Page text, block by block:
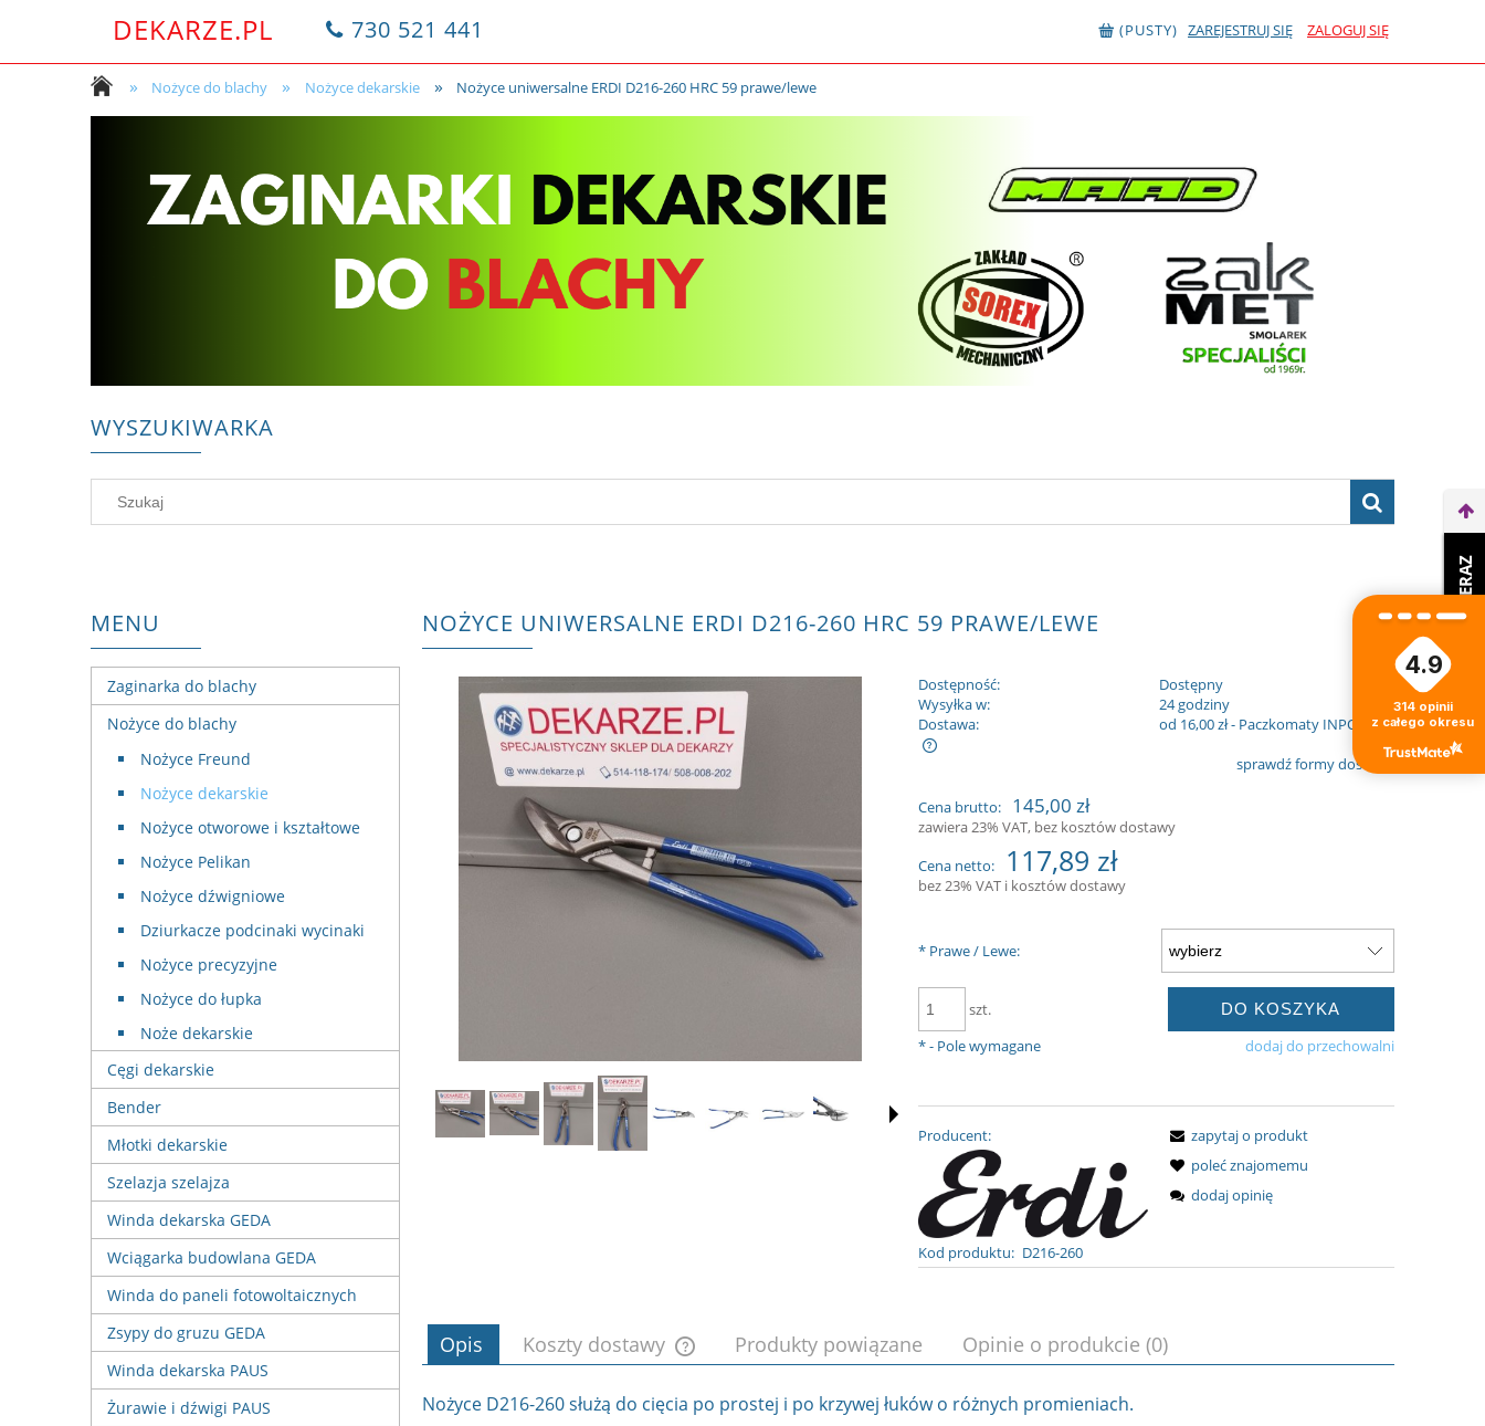
DEKARZE.PL 730 521 441 (PUSTY) ZAREJESTRUJ SIĘ ZALOGUJ SIĘ
» Nożyce do blachy » Nożyce dekarskie » Nożyce uniwersalne ERDI D216-260 HRC 59 prawe/lewe
WYSZUKIWARKA
MENU
Zaginarka do blachy
Nożyce do blachy
Nożyce Freund
Nożyce dekarskie
Nożyce otworowe i kształtowe
Nożyce Pelikan
Nożyce dźwigniowe
Dziurkacze podcinaki wycinaki
Nożyce precyzyjne
Nożyce do łupka
Noże dekarskie
Cęgi dekarskie
Bender
Młotki dekarskie
Szelazja szelajza
Winda dekarska GEDA
Wciągarka budowlana GEDA
Winda do paneli fotowoltaicznych
Zsypy do gruzu GEDA
Winda dekarska PAUS
Żurawie i dźwigi PAUS
NOŻYCE UNIWERSALNE ERDI D216-260 HRC 59 PRAWE/LEWE
Dostępność:
Dostępny
Wysyłka w:
24 godziny
Dostawa:
od 16,00 zł- Paczkomaty INPOST
Cena nie zawiera ewentualnych kosztów
sprawdź formy dostawy
Cena brutto: 145,00 zł
zawiera 23% VAT, bez kosztów dostawy
Cena netto:
117,89 zł
bez 23% VAT i kosztów dostawy
* Prawe / Lewe:
szt. DO KOSZYKA
dodaj do przechowalni
*- Pole wymagane
Producent:
Kod produktu: D216-260
zapytaj o produkt
poleć znajomemu
dodaj opinię
Opis Koszty dostawy
Cena nie zawiera ewentualnych kosztów
Produkty powiązane Opinie o produkcie (0)
Nożyce D216-260 służą do cięcia po prostej i po krzywej łuków o różnych promieniach.
WEŹ LEASING TERAZ
4.9
314 opinii
z całego okresu